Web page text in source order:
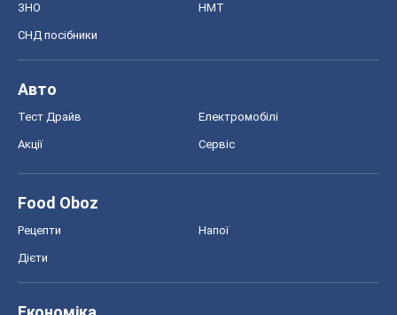
ЗНО НМТ
СНД посібники
Авто
Тест Драйв Електромобілі
Акції Сервіс
Food Oboz
Рецепти Напої
Дієти